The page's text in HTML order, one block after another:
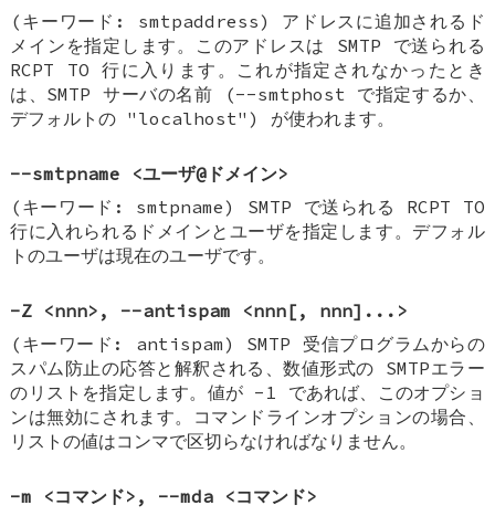
(キーワード: smtpaddress) アドレスに追加されるド
メインを指定します。このアドレスは SMTP で送られる
RCPT TO 行に入ります。これが指定されなかったとき
は、SMTP サーバの名前 (--smtphost で指定するか、
デフォルトの "localhost") が使われます。
--smtpname <ユーザ@ドメイン>
(キーワード: smtpname) SMTP で送られる RCPT TO
行に入れられるドメインとユーザを指定します。デフォル
トのユーザは現在のユーザです。
-Z <nnn>, --antispam <nnn[, nnn]...>
(キーワード: antispam) SMTP 受信プログラムからの
スパム防止の応答と解釈される、数値形式の SMTPエラー
のリストを指定します。値が -1 であれば、このオプショ
ンは無効にされます。コマンドラインオプションの場合、
リストの値はコンマで区切らなければなりません。
-m <コマンド>, --mda <コマンド>